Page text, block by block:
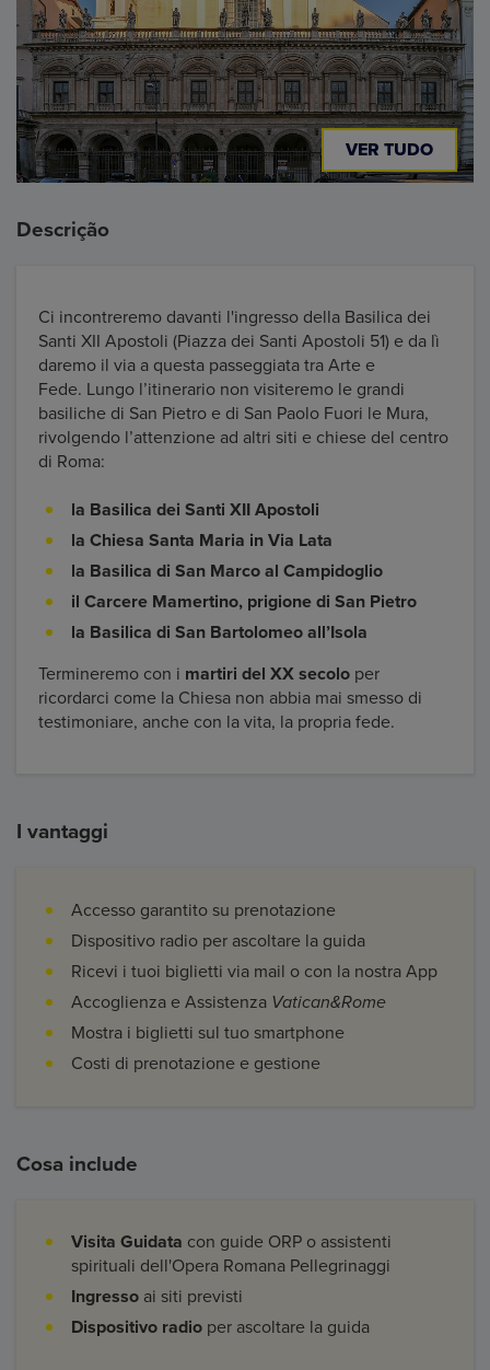
VER TUDO
Descrição
Ci incontreremo davanti l'ingresso della Basilica dei
Santi XII Apostoli (Piazza dei Santi Apostoli 51) e da lì
daremo il via a questa passeggiata tra Arte e
Fede. Lungo l’itinerario non visiteremo le grandi
basiliche di San Pietro e di San Paolo Fuori le Mura,
rivolgendo l’attenzione ad altri siti e chiese del centro
di Roma:
la Basilica dei Santi XII Apostoli
la Chiesa Santa Maria in Via Lata
la Basilica di San Marco al Campidoglio
il Carcere Mamertino, prigione di San Pietro
la Basilica di San Bartolomeo all’Isola
Termineremo con i martiri del XX secolo per
ricordarci come la Chiesa non abbia mai smesso di
testimoniare, anche con la vita, la propria fede.
I vantaggi
Accesso garantito su prenotazione
Dispositivo radio per ascoltare la guida
Ricevi i tuoi biglietti via mail o con la nostra App
Accoglienza e Assistenza Vatican&Rome
Mostra i biglietti sul tuo smartphone
Costi di prenotazione e gestione
Cosa include
Visita Guidata con guide ORP o assistenti
spirituali dell'Opera Romana Pellegrinaggi
Ingresso ai siti previsti
Dispositivo radio per ascoltare la guida